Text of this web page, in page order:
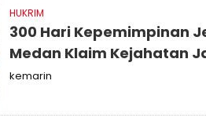
HUKRIM
300 Hari Kepemimpinan
Medan Klaim Kejahatan
kemarin